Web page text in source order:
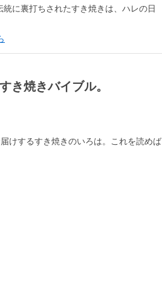
統に裏打ちされたすき焼きは、ハレの日
き焼きバイブル。
けするすき焼きのいろは。これを読めば